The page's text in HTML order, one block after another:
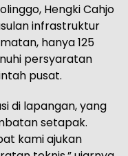
Hengki Cahjo
infrastruktur
hanya 125
persyaratan
pusat.
di lapangan, yang
setapak.
kami ajukan